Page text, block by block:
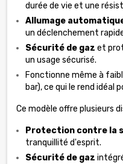
durée de vie et une
Allumage
un déclenchement
Sécurité de gaz et
un usage sécurisé.
Fonctionne même à
bar), ce qui le rend idéal
Ce modèle offre plusieurs
Protection contre la
tranquillité d'esprit.
Sécurité de gaz